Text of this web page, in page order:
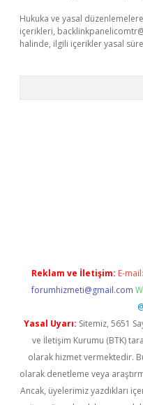
Hukuka ve yasal
içerikleri,
halinde, ilgili içerikler yasal
Reklam ve İletişim: E-mail:
forumhizmeti@gmail.com
Yasal Uyarı: Sitemiz, 5651
ve İletişim Kurumu (BTK)
olarak hizmet vermektedir.
olarak denetleme veya
Ancak, üyelerimiz yazdıkları